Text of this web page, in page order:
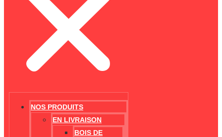
NOS PRODUITS
EN LIVRAISON
BOIS DE